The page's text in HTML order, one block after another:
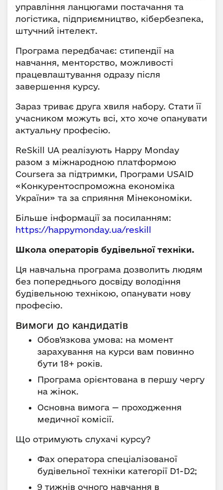
управління ланцюгами постачання та
логістика, підприємництво, кібербезпека,
штучний інтелект.
Програма передбачає: стипендії на
навчання, менторство, можливості
працевлаштування одразу після
завершення курсу.
Зараз триває друга хвиля набору. Стати її
учасником можуть всі, хто хоче опанувати
актуальну професію.
ReSkill UA реалізують Happy Monday
разом з міжнародною платформою
Coursera за підтримки, Програми USAID
«Конкурентоспроможна економіка
України» та за сприяння Мінекономіки.
Більше інформації за посиланням:
https://happymonday.ua/reskill
Школа операторів будівельної техніки.
Ця навчальна програма дозволить людям
без попереднього досвіду володіння
будівельною технікою, опанувати нову
професію.
Вимоги до кандидатів
Обов'язкова умова: на момент
зарахування на курси вам повинно
бути 18+ років.
Програма орієнтована в першу чергу
на жінок.
Основна вимога — проходження
медичної комісії.
Що отримують слухачі курсу?
Фах оператора спеціалізованої
будівельної техніки категорії D1-D2;
9 тижнів очного навчання в